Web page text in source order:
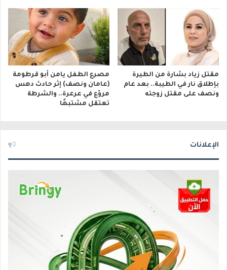
مقتل زياد بشارة من الطيرة
بإطلاق نار في الطيبة.. بعد عام
ونصف على مقتل زوجته
مصرع الطفل يامن أبو قرطومة
(عامان ونصف) إثر حادث دهس
مروّع في عرعرة.. والشرطة
تعتقل مشتبهًا
الإعلانات